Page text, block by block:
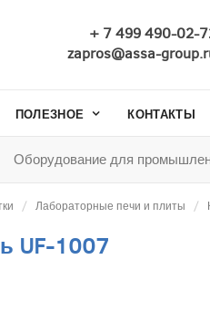
+ 7 499 490-02-
zapros@assa-
ПОЛЕЗНОЕ КОНТАКТЫ
Оборудование для
Лабораторные печи и плиты
UF-1007